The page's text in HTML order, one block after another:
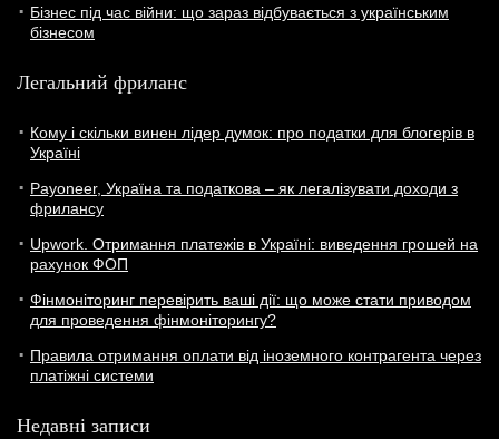
Бізнес під час війни: що зараз відбувається з українським
бізнесом
Легальний фриланс
Кому і скільки винен лідер думок: про податки для блогерів в
Україні
Payoneer, Україна та податкова – як легалізувати доходи з
фрилансу
Upwork. Отримання платежів в Україні: виведення грошей на
рахунок ФОП
Фінмоніторинг перевірить ваші дії: що може стати приводом
для проведення фінмоніторингу?
Правила отримання оплати від іноземного контрагента через
платіжні системи
Недавні записи